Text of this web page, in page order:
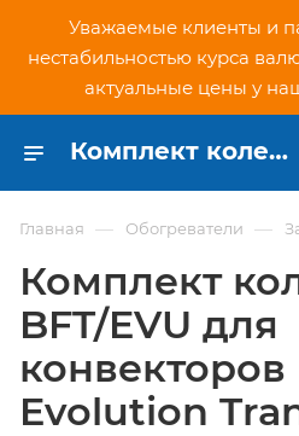
Уважаемые клиенты и
нестабильностью курса
актуальные цены у
Комплект колесиков BFT/EVU для конвекторов Ballu Evolution Transformer (НС-1085538) - купить по низкой цене в Москве, интернет-магазин PNDtech.ru
Главная — Обогреватели —
Комплект
BFT/EVU для
конвекторов
Evolution